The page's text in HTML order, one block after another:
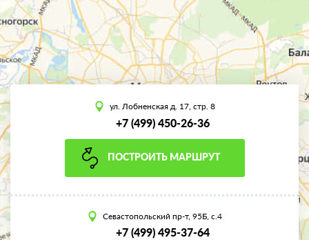
ул. Лобненская д. 17, стр. 8
+7 (499) 450-26-36
ПОСТРОИТЬ МАРШРУТ
Севастопольский пр-т, 95Б, с.4
+7 (499) 495-37-64